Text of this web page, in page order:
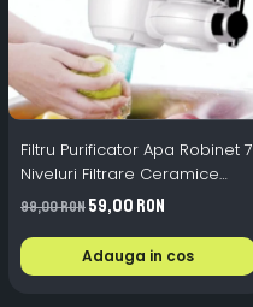
Filtru Purificator Apa Robinet 7
Niveluri Filtrare Ceramice
2L/min
99,00 RON59,00 RON
Adauga in cos